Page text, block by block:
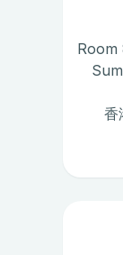
Room
香